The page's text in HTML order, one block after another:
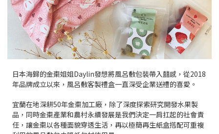
日本海歸的金棗姐姐Daylin發想將風呂敷包裝帶入囍感，從2018
年品牌成立以來，風呂敷客製禮盒一直深受企業送禮的喜愛。
宜蘭在地深耕50年金棗加工廠，除了深度探索研究開發水果製
品，同時金棗產業和農村永續發展是我們決定一肩扛起的社會責
任，讓金棗以各種面貌穿透生活，再以極簡再生紙盒搭配可重複